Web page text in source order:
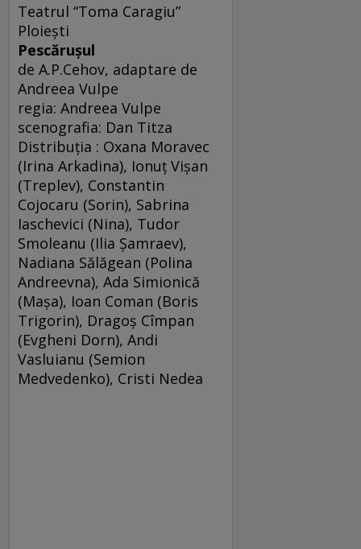
Teatrul “Toma Caragiu”
Ploieşti
Pescăruşul
de A.P.Cehov, adaptare de
Andreea Vulpe
regia: Andreea Vulpe
scenografia: Dan Titza
Distribuţia : Oxana Moravec
(Irina Arkadina), Ionuţ Vişan
(Treplev), Constantin
Cojocaru (Sorin), Sabrina
Iaschevici (Nina), Tudor
Smoleanu (Ilia Şamraev),
Nadiana Sălăgean (Polina
Andreevna), Ada Simionică
(Maşa), Ioan Coman (Boris
Trigorin), Dragoş Cîmpan
(Evgheni Dorn), Andi
Vasluianu (Semion
Medvedenko), Cristi Nedea